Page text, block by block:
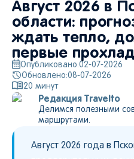
Август 2026 в
области:
ждать тепло,
первые
Опубликовано:02-07-2026
Обновлено:08-07-2026
20 минут
Редакция Travelto
Делимся полезными
маршрутами.
Август 2026 года в